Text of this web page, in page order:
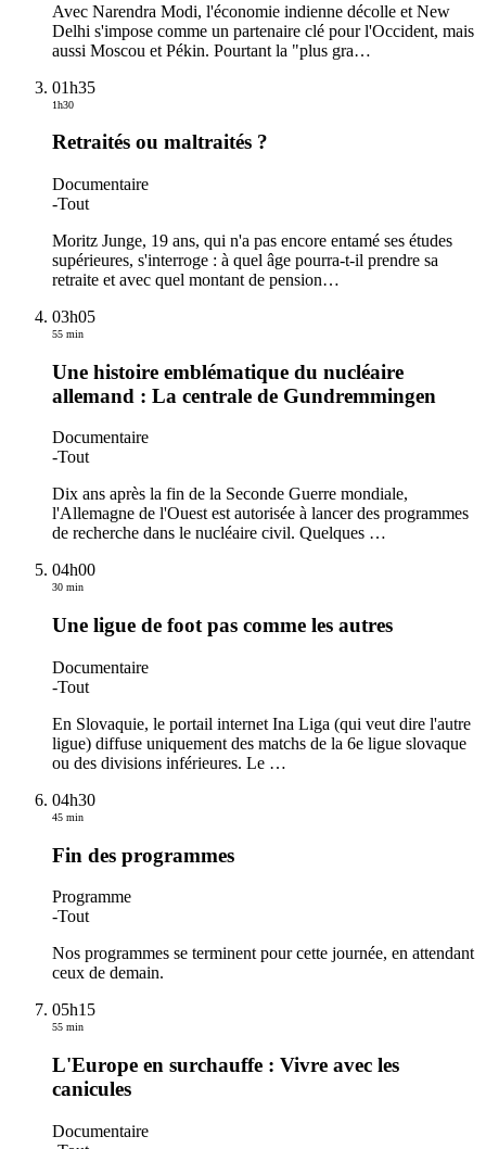
Avec Narendra Modi, l'économie indienne décolle et New
Delhi s'impose comme un partenaire clé pour l'Occident, mais
aussi Moscou et Pékin. Pourtant la "plus gra…
01h35
1h30
Retraités ou maltraités ?
Documentaire
-Tout
Moritz Junge, 19 ans, qui n'a pas encore entamé ses études
supérieures, s'interroge : à quel âge pourra-t-il prendre sa
retraite et avec quel montant de pension…
03h05
55 min
Une histoire emblématique du nucléaire
allemand : La centrale de Gundremmingen
Documentaire
-Tout
Dix ans après la fin de la Seconde Guerre mondiale,
l'Allemagne de l'Ouest est autorisée à lancer des programmes
de recherche dans le nucléaire civil. Quelques …
04h00
30 min
Une ligue de foot pas comme les autres
Documentaire
-Tout
En Slovaquie, le portail internet Ina Liga (qui veut dire l'autre
ligue) diffuse uniquement des matchs de la 6e ligue slovaque
ou des divisions inférieures. Le …
04h30
45 min
Fin des programmes
Programme
-Tout
Nos programmes se terminent pour cette journée, en attendant
ceux de demain.
05h15
55 min
L'Europe en surchauffe : Vivre avec les
canicules
Documentaire